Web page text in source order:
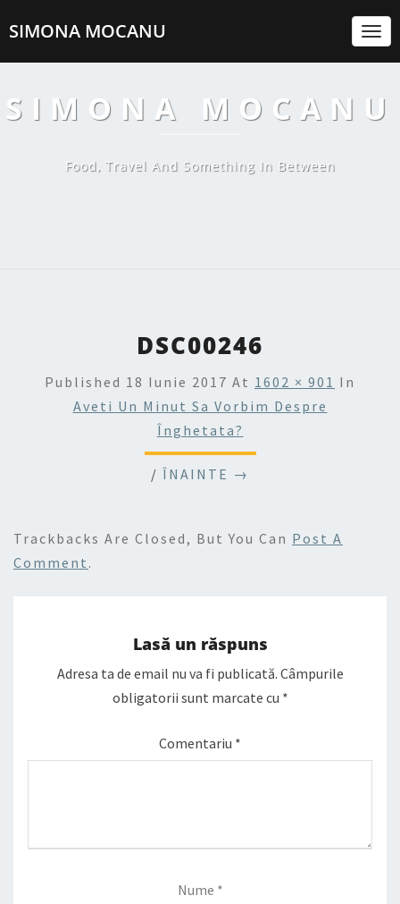
SIMONA MOCANU
SIMONA MOCANU
Food, Travel And Something In Between
DSC00246
Published 18 Iunie 2017 At 1602 × 901 In
Aveti Un Minut Sa Vorbim Despre
Înghetata?
/ ÎNAINTE →
Trackbacks Are Closed, But You Can Post A
Comment .
Lasă un răspuns
Adresa ta de email nu va fi publicată. Câmpurile
obligatorii sunt marcate cu *
Comentariu *
Nume *